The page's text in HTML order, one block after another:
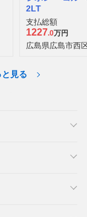
2LT
支払総額
1227.0万円
広島県広島市西
見る